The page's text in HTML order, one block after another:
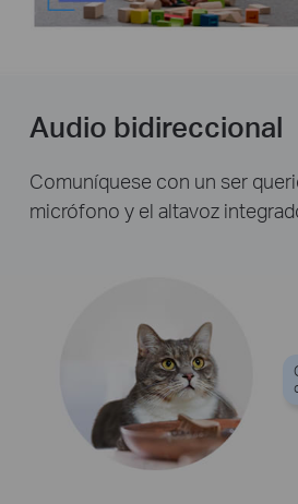
Audio bidireccional
Comuníquese con un ser
micrófono y el altavoz